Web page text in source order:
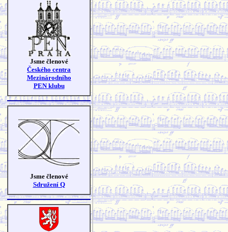
Jsme členové
Českého centra
Mezinárodního
PEN klubu
Jsme členové
Sdružení Q